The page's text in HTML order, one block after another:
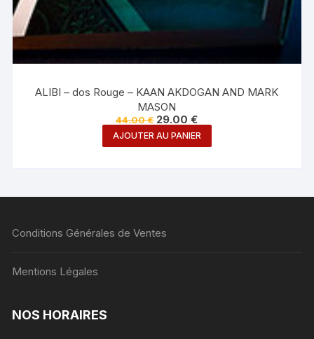
ALIBI – dos Rouge – KAAN AKDOGAN AND MARK
MASON
44.00€ Le
prix
initial
était :
29.00€Le
prix
actuel
est :
AJOUTER AU PANIER
Conditions Générales de Ventes
Mentions Légales
NOS HORAIRES